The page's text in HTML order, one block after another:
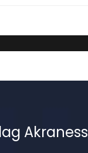
Akraness